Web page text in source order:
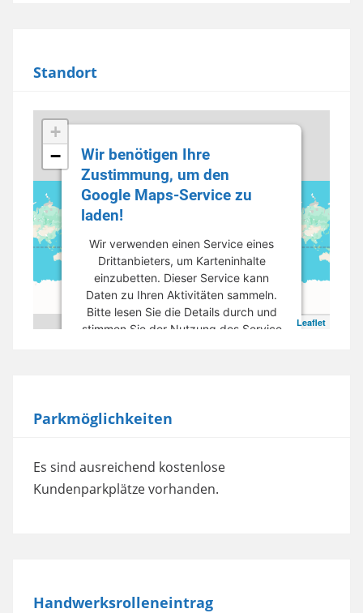
Standort
+
−
Leaflet
Wir benötigen Ihre
Zustimmung, um den
Google Maps-Service zu
laden!
Wir verwenden einen Service eines
Drittanbieters, um Karteninhalte
einzubetten. Dieser Service kann
Daten zu Ihren Aktivitäten sammeln.
Bitte lesen Sie die Details durch und
stimmen Sie der Nutzung des Service
powered byUsercentrics Consent
Management Platform
Parkmöglichkeiten
Es sind ausreichend kostenlose
Kundenparkplätze vorhanden.
Handwerksrolleneintrag